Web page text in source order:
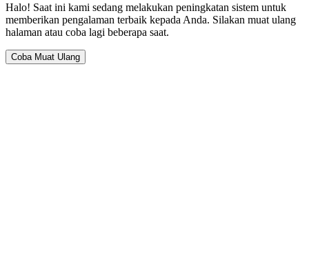
Halo! Saat ini kami sedang melakukan peningkatan sistem untuk
memberikan pengalaman terbaik kepada Anda. Silakan muat ulang
halaman atau coba lagi beberapa saat.
Coba Muat Ulang